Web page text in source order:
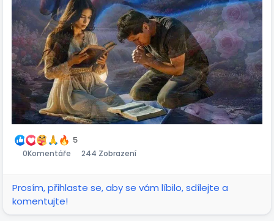
svojim anjelom, aby nás sprevádzali, ochraňovali, bránili
a slúžili nám na všetkých našich cestách poslušnosti.
Pretože sa s láskou vinieme k Tebe, ó Pane, Ty nás
vyslobodzuješ a vyvyšuješ. Keď voláme na Teba, Ty
nám odpovedáš. Budeš s nami v každej ťažkosti. Ty nás
vytrhneš a osláviš. Dlhým životom nás nasýtiš a ukážeš
nám svoje spasenie.
5
0Komentáře 244 Zobrazení
Prosím, přihlaste se, aby se vám líbilo, sdílejte a
komentujte!